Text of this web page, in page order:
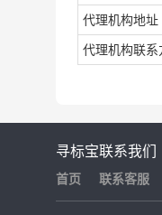
代理机构地址
代理机构联系
寻标宝
首页
联系我们
联系客服